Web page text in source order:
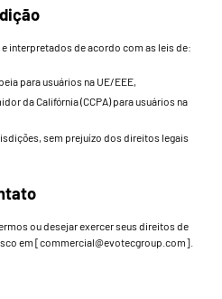
interpretados de acordo com as leis de:
para usuários na UE/EEE,
da Califórnia (CCPA) para usuários na
sem prejuízo dos direitos legais
ou desejar exercer seus direitos de
em [commercial@evotecgroup.com].